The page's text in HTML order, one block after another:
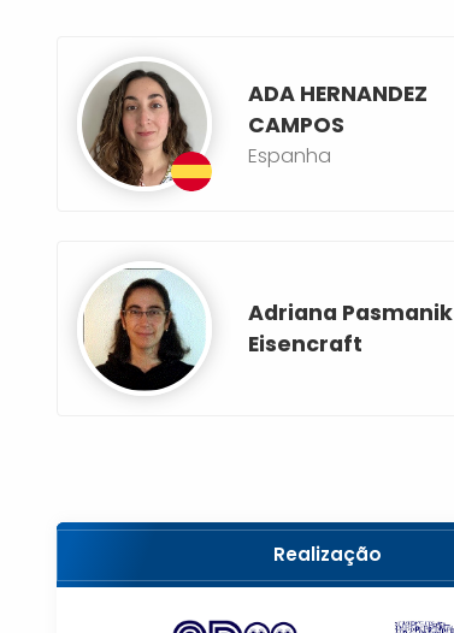
ADA HERNANDEZ
CAMPOS
Espanha
Adriana Pasmanik
Eisencraft
Realização